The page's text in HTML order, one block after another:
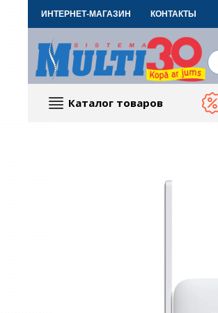
ИНТЕРНЕТ-МАГАЗИН КОНТАКТЫ
Каталог товаров
ТВ, Фото и электроника